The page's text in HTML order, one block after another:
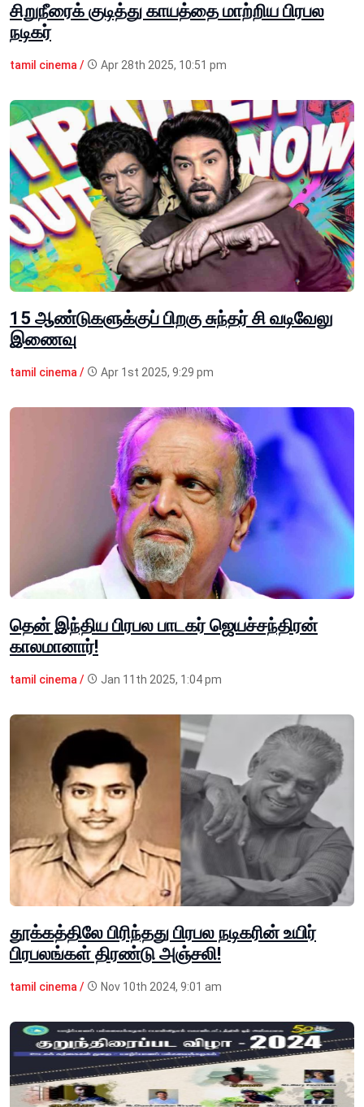
சிறுநீரைக் குடித்து காயத்தை மாற்றிய பிரபல
நடிகர்
tamil cinema / Apr 28th 2025, 10:51 pm
15 ஆண்டுகளுக்குப் பிறகு சுந்தர் சி வடிவேலு
இணைவு
tamil cinema / Apr 1st 2025, 9:29 pm
தென் இந்திய பிரபல பாடகர் ஜெயச்சந்திரன்
காலமானார்!
tamil cinema / Jan 11th 2025, 1:04 pm
தூக்கத்திலே பிரிந்தது பிரபல நடிகரின் உயிர்
பிரபலங்கள் திரண்டு அஞ்சலி!
tamil cinema / Nov 10th 2024, 9:01 am